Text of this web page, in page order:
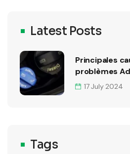
Latest Posts
Principales
problèmes
17 July 2024
Tags